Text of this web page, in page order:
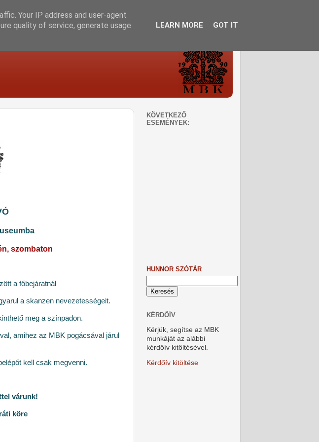
szombaton
a főbejáratnál
a skanzen nevezetességeit.
meg a színpadon.
amihez az MBK pogácsával járul
kell csak megvenni.
várunk!
köre
KÖVETKEZŐ
ESEMÉNYEK:
HUNNOR SZÓTÁR
KÉRDŐÍV
Kérjük, segítse az MBK
munkáját az alábbi
kérdőív kitöltésével.
Kérdőív kitöltése
Your IP address and user-agent
quality of service, generate usage
LEARN MORE GOT IT